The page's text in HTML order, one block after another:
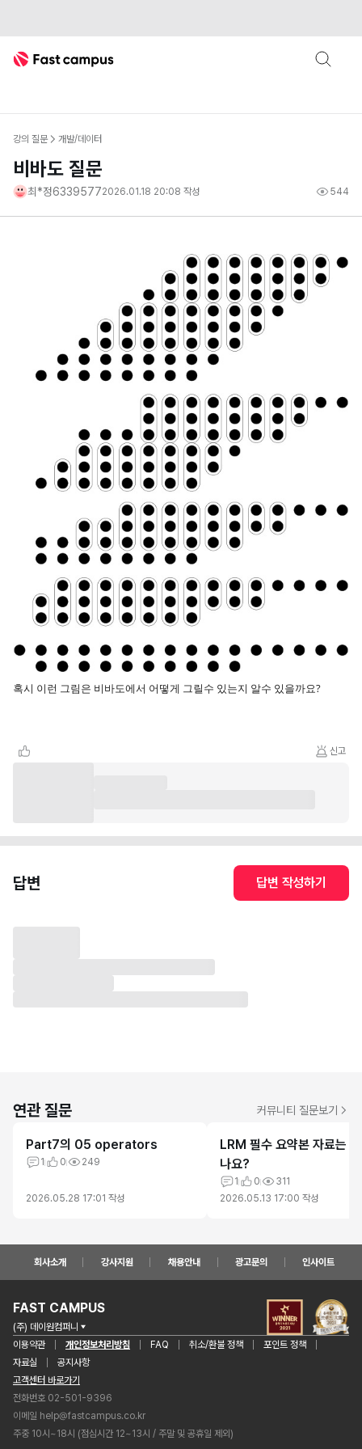
Fast Campus
강의 질문 개발/데이터
비바도 질문
최*정63395772026.01.18 20:08 작성 544
혹시 이런 그림은 비바도에서 어떻게 그릴수 있는지 알수 있을까요?
신고
답변 답변 작성하기
연관 질문 커뮤니티 질문보기
Part7의 05 operators
1 0 249
2026.05.28 17:01 작성
LRM 필수 요약본 자료는
나요?
1 0
311
2026.05.13 17:00 작성
회사소개 강사지원 채용안내 광고문의 인사이트
FAST CAMPUS
(주) 데이원컴퍼니
이용약관
개인정보처리방침 FAQ 취소/환불 정책
포인트 정책
자료실
공지사항
고객센터 바로가기
전화번호 02-501-9396
이메일 help@fastcampus.co.kr
주중 10시~18시 (점심시간 12~13시 / 주말 및 공휴일 제외)